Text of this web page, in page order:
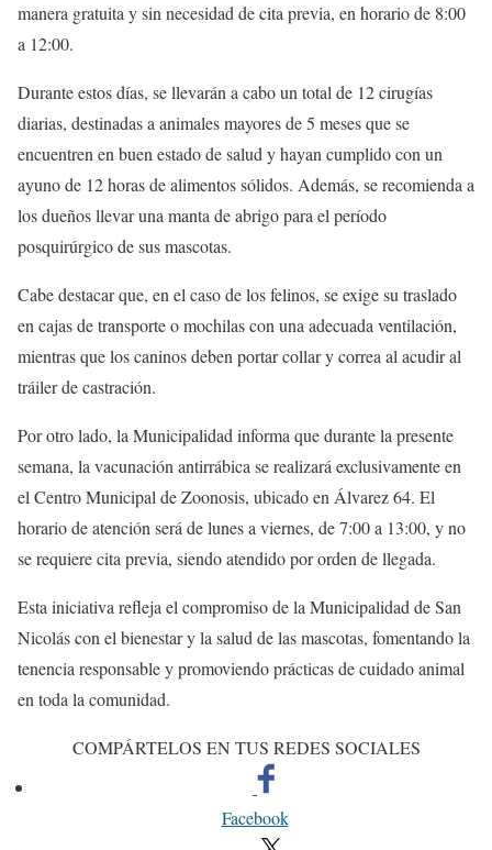
manera gratuita y sin necesidad de cita previa, en horario de 8:00
a 12:00.
Durante estos días, se llevarán a cabo un total de 12 cirugías
diarias, destinadas a animales mayores de 5 meses que se
encuentren en buen estado de salud y hayan cumplido con un
ayuno de 12 horas de alimentos sólidos. Además, se recomienda a
los dueños llevar una manta de abrigo para el período
posquirúrgico de sus mascotas.
Cabe destacar que, en el caso de los felinos, se exige su traslado
en cajas de transporte o mochilas con una adecuada ventilación,
mientras que los caninos deben portar collar y correa al acudir al
tráiler de castración.
Por otro lado, la Municipalidad informa que durante la presente
semana, la vacunación antirrábica se realizará exclusivamente en
el Centro Municipal de Zoonosis, ubicado en Álvarez 64. El
horario de atención será de lunes a viernes, de 7:00 a 13:00, y no
se requiere cita previa, siendo atendido por orden de llegada.
Esta iniciativa refleja el compromiso de la Municipalidad de San
Nicolás con el bienestar y la salud de las mascotas, fomentando la
tenencia responsable y promoviendo prácticas de cuidado animal
en toda la comunidad.
COMPÁRTELOS EN TUS REDES SOCIALES
Facebook